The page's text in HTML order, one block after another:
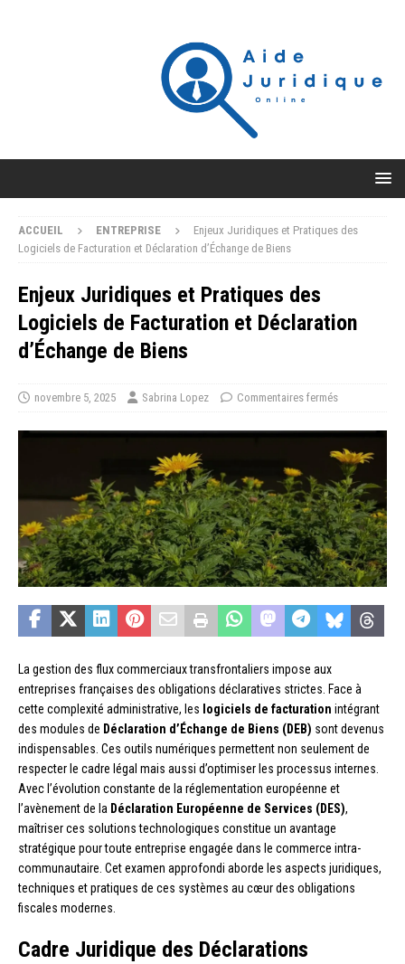
ACCUEIL ENTREPRISE
Enjeux Juridiques et Pratiques des
Logiciels de Facturation et Déclaration d’Échange de Biens
Enjeux Juridiques et Pratiques des
Logiciels de Facturation et Déclaration
d’Échange de Biens
novembre 5, 2025 Sabrina Lopez Commentaires fermés
La gestion des flux commerciaux transfrontaliers impose aux
entreprises françaises des obligations déclaratives strictes. Face à
cette complexité administrative, les logiciels de facturation intégrant
des modules de Déclaration d’Échange de Biens (DEB) sont devenus
indispensables. Ces outils numériques permettent non seulement de
respecter le cadre légal mais aussi d’optimiser les processus internes.
Avec l’évolution constante de la réglementation européenne et
l’avènement de la Déclaration Européenne de Services (DES),
maîtriser ces solutions technologiques constitue un avantage
stratégique pour toute entreprise engagée dans le commerce intra-
communautaire. Cet examen approfondi aborde les aspects juridiques,
techniques et pratiques de ces systèmes au cœur des obligations
fiscales modernes.
Cadre Juridique des Déclarations